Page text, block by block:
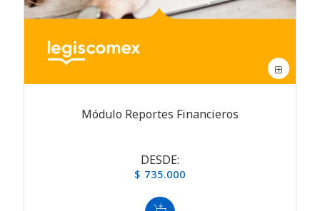
Módulo Reportes Financieros
DESDE:
$ 735.000